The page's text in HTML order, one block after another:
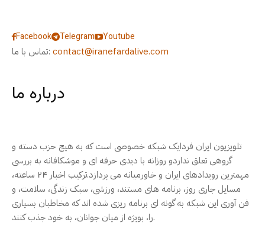
Facebook Telegram
Youtube
تماس با ما: contact@iranefardalive.com
درباره ما
تلویزیون ایران فردایک شبکه خصوصی است که به هیچ حزب دسته و
گروهی تعلق نداردو روزانه با دیدی حرفه ای و موشکافانه به بررسی
مهمترین رویدادهای ایران و خاورمیانه می پردازد.ترکیب اخبار ۲۴ ساعته،
مسایل جاری روز، برنامه های مستند، ورزشی، سبک زندگی، سلامت، و
فن آوری این شبکه به گونه ای برنامه ریزی شده اند که مخاطبان بسیاری
را، بویژه از میان جوانان، به خود جذب کنند.